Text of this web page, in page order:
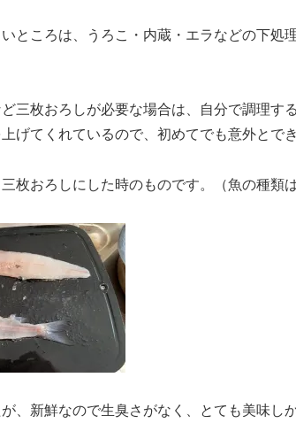
ところは、うろこ・内蔵・エラなどの下処
三枚おろしが必要な場合は、自分で調理す
げてくれているので、初めてでも意外とで
枚おろしにした時のものです。（魚の種類
、新鮮なので生臭さがなく、とても美味し